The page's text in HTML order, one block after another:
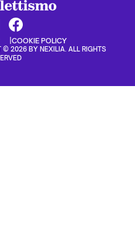
COOKIE POLICY
© 2026 BY NEXILIA. ALL RIGHTS